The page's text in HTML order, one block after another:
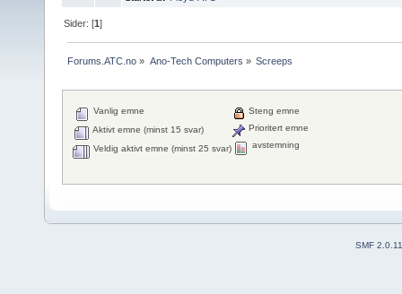
Sider: [1]
Forums.ATC.no » Ano-Tech Computers » Screeps
Vanlig emne
Aktivt emne (minst 15 svar)
Veldig aktivt emne (minst 25 svar)
Steng emne
Prioritert emne
avstemning
SMF 2.0.11